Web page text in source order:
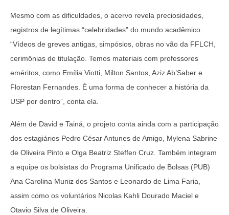
Mesmo com as dificuldades, o acervo revela preciosidades,
registros de legítimas “celebridades” do mundo acadêmico.
“Vídeos de greves antigas, simpósios, obras no vão da FFLCH,
cerimônias de titulação. Temos materiais com professores
eméritos, como Emília Viotti, Milton Santos, Aziz Ab’Saber e
Florestan Fernandes. É uma forma de conhecer a história da
USP por dentro”, conta ela.
Além de David e Tainá, o projeto conta ainda com a participação
dos estagiários Pedro César Antunes de Amigo, Mylena Sabrine
de Oliveira Pinto e Olga Beatriz Steffen Cruz. Também integram
a equipe os bolsistas do Programa Unificado de Bolsas (PUB)
Ana Carolina Muniz dos Santos e Leonardo de Lima Faria,
assim como os voluntários Nicolas Kahli Dourado Maciel e
Otavio Silva de Oliveira.